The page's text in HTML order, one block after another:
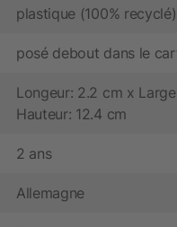
plastique (100%
posé debout dans le
Longeur: 2.2 cm x
Hauteur: 12.4 cm
2 ans
Allemagne